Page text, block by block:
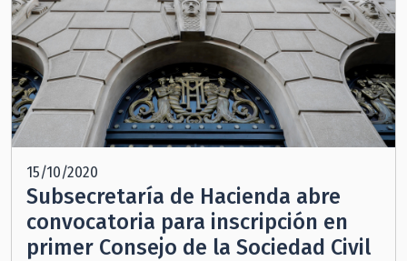
15/10/2020
Subsecretaría de Hacienda abre
convocatoria para inscripción en
primer Consejo de la Sociedad Civil